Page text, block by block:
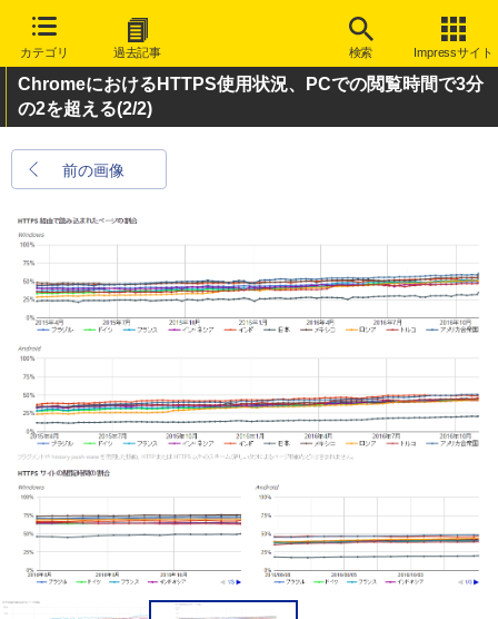
カテゴリ 過去記事 検索 Impressサイト
ChromeにおけるHTTPS使用状況、PCでの閲覧時間で3分
の2を超える(2/2)
前の画像